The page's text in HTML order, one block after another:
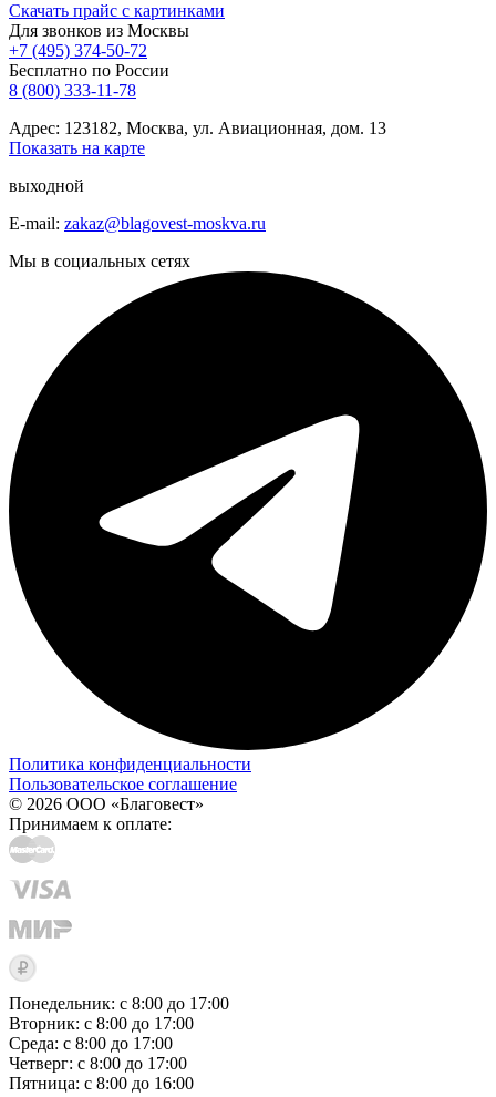
Скачать прайс с картинками
Для звонков из Москвы
+7 (495) 374-50-72
Бесплатно по России
8 (800) 333-11-78
Адрес: 123182, Москва, ул. Авиационная, дом. 13
Показать на карте
выходной
E-mail: zakaz@blagovest-moskva.ru
Мы в социальных сетях
Политика конфиденциальности
Пользовательское соглашение
© 2026 ООО «Благовест»
Принимаем к оплате:
Понедельник: с 8:00 до 17:00
Вторник: с 8:00 до 17:00
Среда: с 8:00 до 17:00
Четверг: с 8:00 до 17:00
Пятница: с 8:00 до 16:00